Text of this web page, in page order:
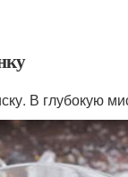
В глубокую